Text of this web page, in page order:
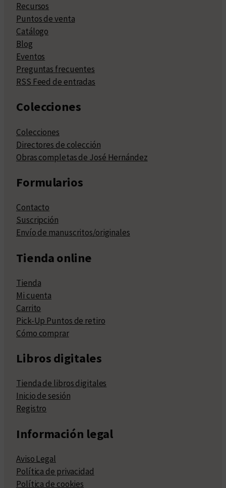
Recursos
Puntos de venta
Catálogo
Blog
Eventos
Preguntas frecuentes
RSS Feed de entradas
Colecciones
Colecciones
Directores de colección
Obras completas de José Hernández
Formularios
Contacto
Suscripción
Envío de manuscritos/originales
Tienda online
Tienda
Mi cuenta
Carrito
Pick-Up Puntos de retiro
Cómo comprar
Libros digitales
Tienda de libros digitales
Inicio de sesión
Registro
Información legal
Aviso Legal
Política de privacidad
Política de cookies